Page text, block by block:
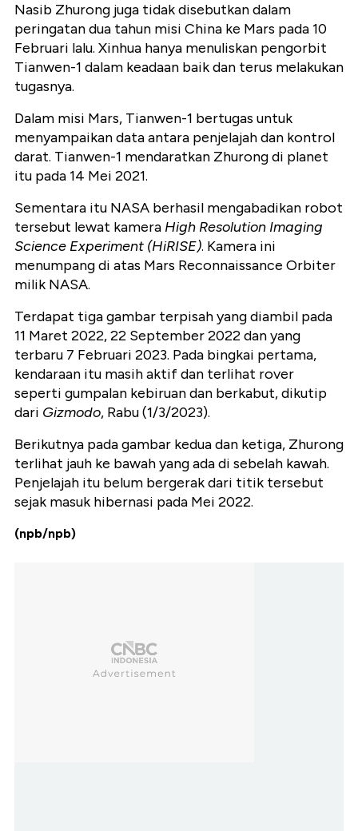
Nasib Zhurong juga tidak disebutkan dalam
peringatan dua tahun misi China ke Mars pada 10
Februari lalu. Xinhua hanya menuliskan pengorbit
Tianwen-1 dalam keadaan baik dan terus melakukan
tugasnya.
Dalam misi Mars, Tianwen-1 bertugas untuk
menyampaikan data antara penjelajah dan kontrol
darat. Tianwen-1 mendaratkan Zhurong di planet
itu pada 14 Mei 2021.
Sementara itu NASA berhasil mengabadikan robot
tersebut lewat kamera High Resolution Imaging
Science Experiment (HiRISE). Kamera ini
menumpang di atas Mars Reconnaissance Orbiter
milik NASA.
Terdapat tiga gambar terpisah yang diambil pada
11 Maret 2022, 22 September 2022 dan yang
terbaru 7 Februari 2023. Pada bingkai pertama,
kendaraan itu masih aktif dan terlihat rover
seperti gumpalan kebiruan dan berkabut, dikutip
dari Gizmodo, Rabu (1/3/2023).
Berikutnya pada gambar kedua dan ketiga, Zhurong
terlihat jauh ke bawah yang ada di sebelah kawah.
Penjelajah itu belum bergerak dari titik tersebut
sejak masuk hibernasi pada Mei 2022.
(npb/npb)